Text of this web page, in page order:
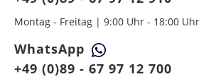
Montag - Freitag | 9:00 Uhr - 18:00 Uhr
WhatsApp
+49 (0)89 - 67 97 12 700